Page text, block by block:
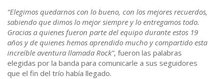
“Elegimos quedarnos con lo bueno, con los mejores recuerdos,
sabiendo que dimos lo mejor siempre y lo entregamos todo.
Gracias a quienes fueron parte del equipo durante estos 19
años y de quienes hemos aprendido mucho y compartido esta
increíble aventura llamada Rock”, fueron las palabras
elegidas por la banda para comunicarle a sus seguidores
que el fin del trío había llegado.